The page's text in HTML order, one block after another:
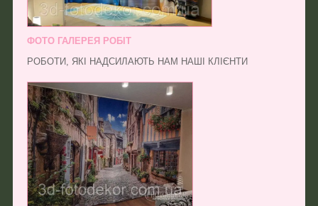
ФОТО ГАЛЕРЕЯ РОБІТ
РОБОТИ, ЯКІ НАДСИЛАЮТЬ НАМ НАШІ КЛІЄНТИ